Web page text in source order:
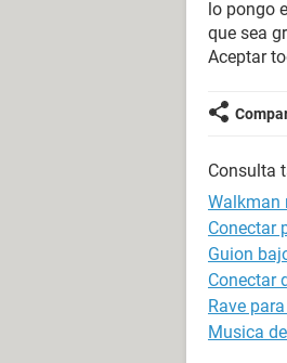
lo pongo
que sea
Aceptar
Consulta
Walkman
Conectar
Guion
Conectar
Rave
Musica